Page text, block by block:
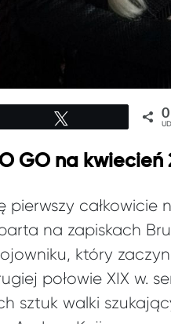
0
GO na kwiecień
całkowicie
na zapiskach
który
połowie XIX w.
sztuk walki